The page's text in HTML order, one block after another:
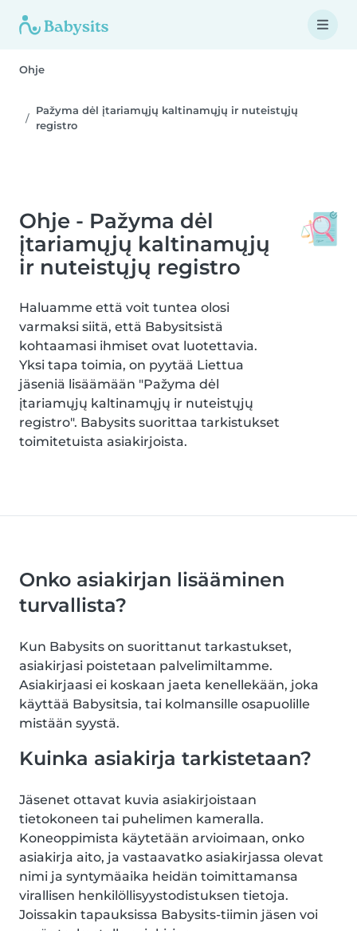
Ohje
Pažyma dėl įtariamųjų kaltinamųjų ir nuteistųjų
registro
Ohje - Pažyma dėl
įtariamųjų kaltinamųjų
ir nuteistųjų registro
Haluamme että voit tuntea olosi
varmaksi siitä, että Babysitsistä
kohtaamasi ihmiset ovat luotettavia.
Yksi tapa toimia, on pyytää Liettua
jäseniä lisäämään "Pažyma dėl
įtariamųjų kaltinamųjų ir nuteistųjų
registro". Babysits suorittaa tarkistukset
toimitetuista asiakirjoista.
Onko asiakirjan lisääminen
turvallista?
Kun Babysits on suorittanut tarkastukset,
asiakirjasi poistetaan palvelimiltamme.
Asiakirjaasi ei koskaan jaeta kenellekään, joka
käyttää Babysitsia, tai kolmansille osapuolille
mistään syystä.
Kuinka asiakirja tarkistetaan?
Jäsenet ottavat kuvia asiakirjoistaan
tietokoneen tai puhelimen kameralla.
Koneoppimista käytetään arvioimaan, onko
asiakirja aito, ja vastaavatko asiakirjassa olevat
nimi ja syntymäaika heidän toimittamansa
virallisen henkilöllisyystodistuksen tietoja.
Joissakin tapauksissa Babysits-tiimin jäsen voi